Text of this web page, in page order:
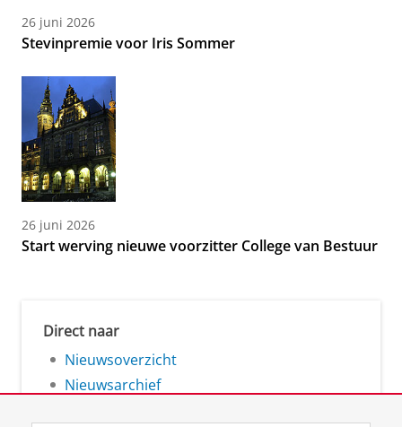
26 juni 2026
Stevinpremie voor Iris Sommer
26 juni 2026
Start werving nieuwe voorzitter College van Bestuur
Direct naar
Nieuwsoverzicht
Nieuwsarchief